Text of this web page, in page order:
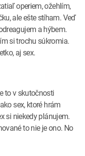
operiem, ožehlím,
ale ešte stíham. Veď
a hýbem.
si trochu súkromia.
aj sex.
to v skutočnosti
sex, ktoré hrám
si niekedy plánujem.
to nie je ono. No